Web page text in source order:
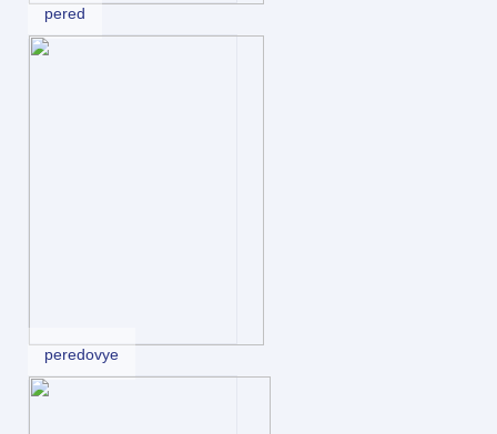
pered
peredovye